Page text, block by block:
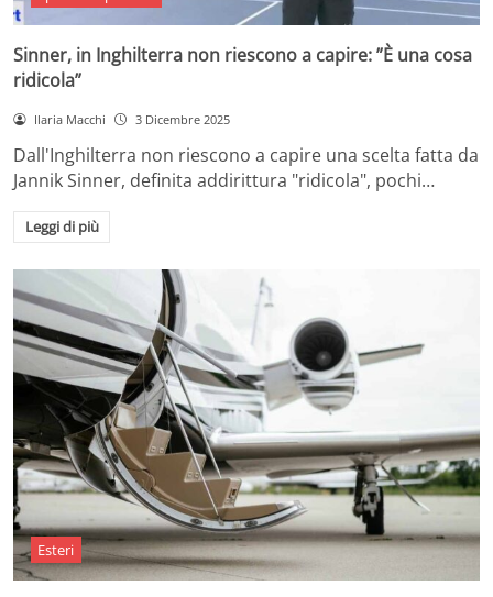
Sinner, in Inghilterra non riescono a capire: ”È una cosa
ridicola”
Ilaria Macchi 3 Dicembre 2025
Dall'Inghilterra non riescono a capire una scelta fatta da
Jannik Sinner, definita addirittura "ridicola", pochi…
Leggi di più
Esteri